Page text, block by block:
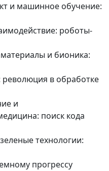
и машинное обучение:
роботы-
и бионика:
в обработке
и
поиск кода
технологии:
прогрессу